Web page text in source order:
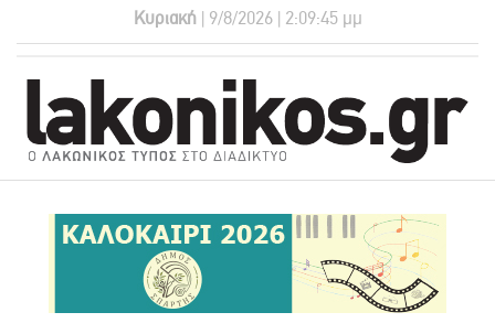
Κυριακή | 9/8/2026 | 2:09:46 μμ